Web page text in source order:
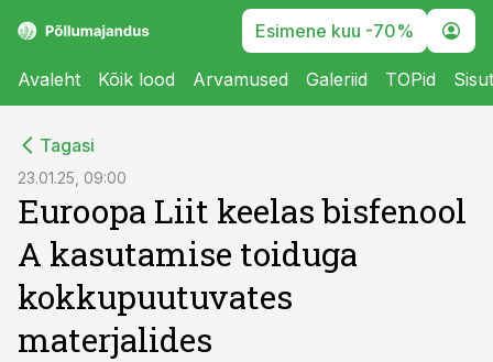
Esimene kuu -70%
Avaleht Kõik lood Arvamused Galeriid TOPid
Tagasi
23.01.25, 09:00
Euroopa Liit keelas bisfenool
A kasutamise toiduga
kokkupuutuvates
materjalides